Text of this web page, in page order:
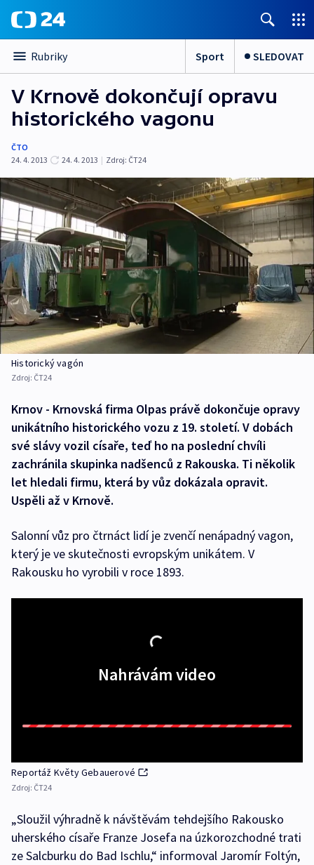
Rubriky Sport SLEDOVAT
V Krnově dokončují opravu
historického vagonu
ČTO
24. 4. 2013
24. 4. 2013 | Zdroj: ČT24
Historický vagón
Zdroj: ČT24
Krnov - Krnovská firma Olpas právě dokončuje opravy
unikátního historického vozu z 19. století. V dobách
své slávy vozil císaře, teď ho na poslední chvíli
zachránila skupinka nadšenců z Rakouska. Ti několik
let hledali firmu, která by vůz dokázala opravit.
Uspěli až v Krnově.
Salonní vůz pro čtrnáct lidí je zvenčí nenápadný vagon,
který je ve skutečnosti evropským unikátem. V
Rakousku ho vyrobili v roce 1893.
Nahrávám video
Reportáž Květy Gebauerové
Zdroj: ČT24
„Sloužil výhradně k návštěvám tehdejšího Rakousko
uherského císaře Franze Josefa na úzkorozchodné trati
ze Salcburku do Bad Ischlu,“ informoval Jaromír Foltýn,